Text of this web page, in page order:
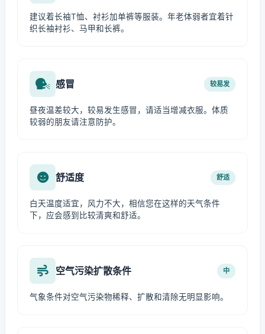
建议着长袖T恤、衬衫加单裤等服装。年老体弱者宜着针
织长袖衬衫、马甲和长裤。
感冒 较易发
昼夜温差较大，较易发生感冒，请适当增减衣服。体质
较弱的朋友请注意防护。
舒适度 舒适
白天温度适宜，风力不大，相信您在这样的天气条件
下，应会感到比较清爽和舒适。
空气污染扩散条件 中
气象条件对空气污染物稀释、扩散和清除无明显影响。